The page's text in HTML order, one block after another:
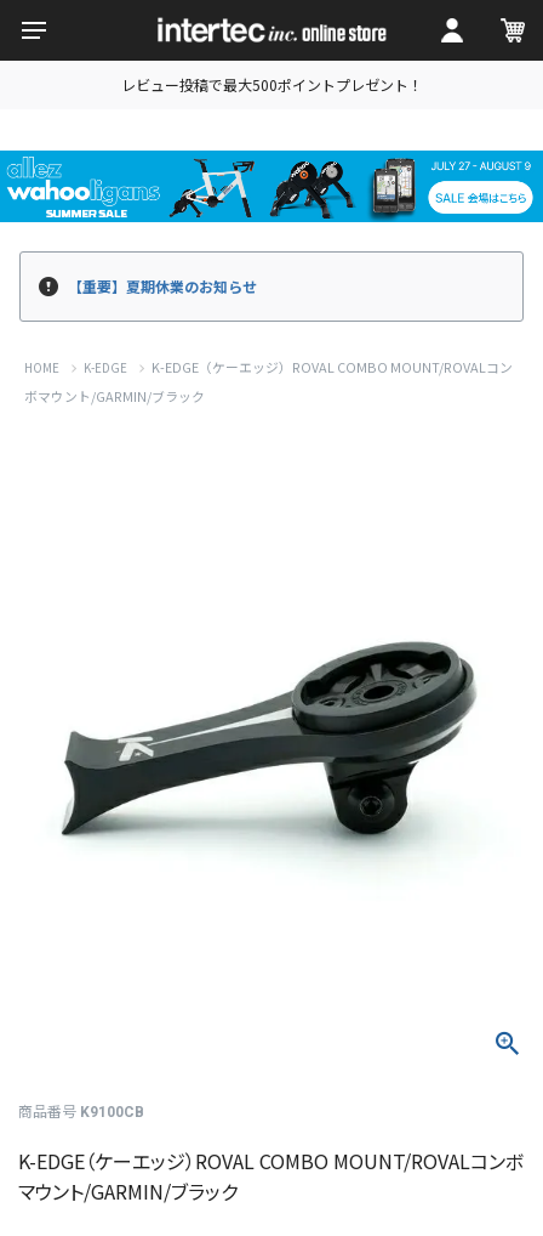
レビュー投稿で最大500ポイントプレゼント！
【重要】夏期休業のお知らせ
HOME K-EDGE
K-EDGE（ケーエッジ）ROVAL COMBO MOUNT/ROVALコン
ボマウント/GARMIN/ブラック
商品番号 K9100CB
K-EDGE（ケーエッジ）ROVAL COMBO MOUNT/ROVALコンボ
マウント/GARMIN/ブラック